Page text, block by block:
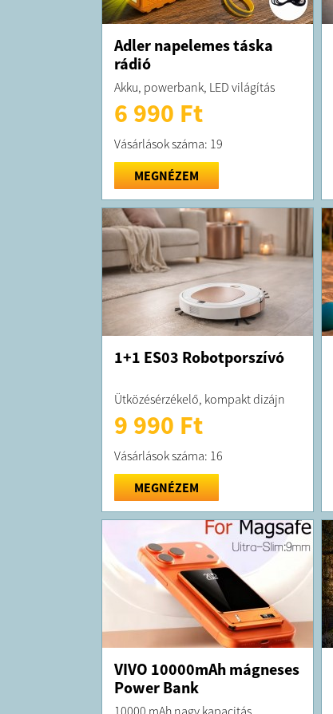
Adler napelemes táska
rádió
Akku, powerbank, LED világítás
6 990 Ft
Vásárlások száma: 19
MEGNÉZEM
1+1 ES03 Robotporszívó
Ütközésérzékelő, kompakt dizájn
9 990 Ft
Vásárlások száma: 16
MEGNÉZEM
VIVO 10000mAh mágneses
Power Bank
10000 mAh nagy kapacitás